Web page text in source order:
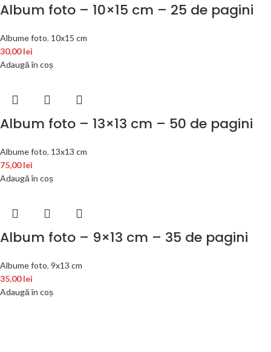
Album foto – 10×15 cm – 25 de pagini
Albume foto, 10x15 cm
30,00lei
Adaugă în coș
Album foto – 13×13 cm – 50 de pagini
Albume foto, 13x13 cm
75,00lei
Adaugă în coș
Album foto – 9×13 cm – 35 de pagini
Albume foto, 9x13 cm
35,00lei
Adaugă în coș